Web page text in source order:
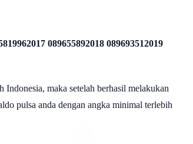
089655892018 089693512019
maka setelah berhasil melakukan
pulsa anda dengan angka minimal terlebih